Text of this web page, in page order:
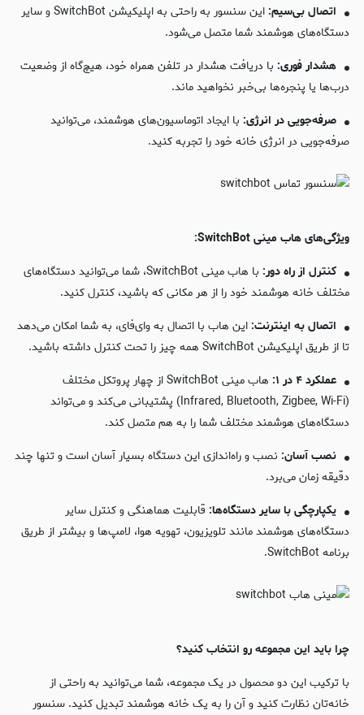
اتصال بی‌سیم:
این سنسور به راحتی به اپلیکیشن SwitchBot و سایر
دستگاه‌های هوشمند شما متصل می‌شود.
هشدار فوری: با دریافت هشدار در تلفن همراه خود، هیچ‌گاه از وضعیت
درب‌ها یا پنجره‌ها بی‌خبر نخواهید ماند.
صرفه‌جویی در انرژی: با ایجاد اتوماسیون‌های هوشمند، می‌توانید
صرفه‌جویی در انرژی خانه خود را تجربه کنید.
ویژگی‌های هاب مینی SwitchBot:
کنترل از راه دور:
با هاب مینی SwitchBot، شما می‌توانید دستگاه‌های
مختلف خانه هوشمند خود را از هر مکانی که باشید، کنترل کنید.
اتصال به اینترنت: این هاب با اتصال به وای‌فای، به شما امکان می‌دهد
تا از طریق اپلیکیشن SwitchBot همه چیز را تحت کنترل داشته باشید.
عملکرد ۴ در ۱:
هاب مینی SwitchBot از چهار پروتکل مختلف
(Infrared, Bluetooth, Zigbee, Wi-Fi) پشتیبانی می‌کند و می‌تواند
دستگاه‌های هوشمند مختلف شما را به هم متصل کند.
نصب آسان: نصب و راه‌اندازی این دستگاه بسیار آسان است و تنها چند
دقیقه زمان می‌برد.
یکپارچگی با سایر دستگاه‌ها: قابلیت هماهنگی و کنترل سایر
دستگاه‌های هوشمند مانند تلویزیون، تهویه هوا، لامپ‌ها و بیشتر از طریق
برنامه SwitchBot.
چرا باید این مجموعه رو انتخاب کنید؟
با ترکیب این دو محصول در یک مجموعه، شما می‌توانید به راحتی از
خانه‌تان نظارت کنید و آن را به یک خانه هوشمند تبدیل کنید. سنسور